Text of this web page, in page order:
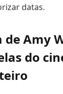
datas.
de Amy
do